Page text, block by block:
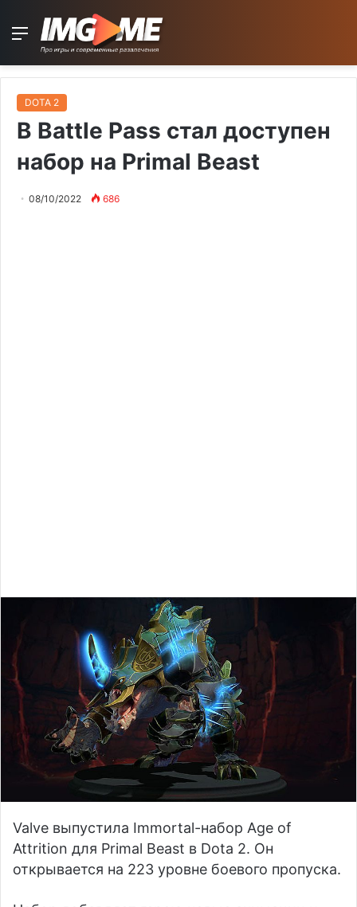
Menu
DOTA 2
В Battle Pass стал доступен
набор на Primal Beast
08/10/2022 686
Valve выпустила Immortal-набор Age of
Attrition для Primal Beast в Dota 2. Он
открывается на 223 уровне боевого пропуска.